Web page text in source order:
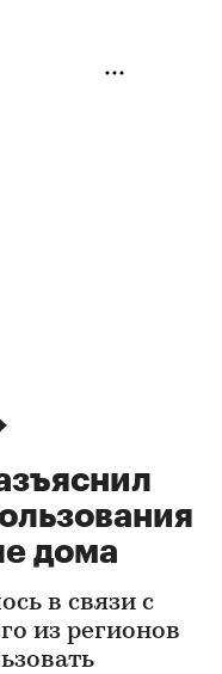
дома
в связи с
из регионов